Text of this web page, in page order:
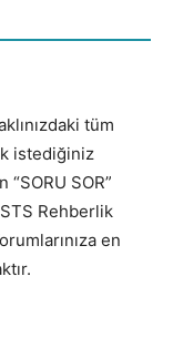
tüm
istediğiniz
“SORU SOR”
Rehberlik
en